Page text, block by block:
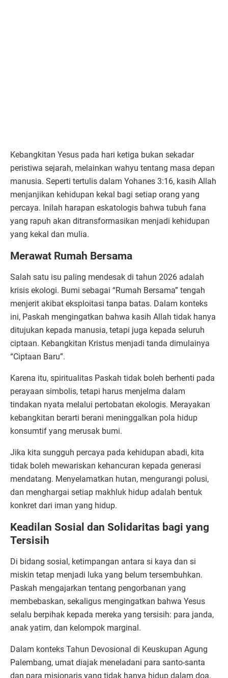
Kebangkitan Yesus pada hari ketiga bukan sekadar
peristiwa sejarah, melainkan wahyu tentang masa depan
manusia. Seperti tertulis dalam Yohanes 3:16, kasih Allah
menjanjikan kehidupan kekal bagi setiap orang yang
percaya. Inilah harapan eskatologis bahwa tubuh fana
yang rapuh akan ditransformasikan menjadi kehidupan
yang kekal dan mulia.
Merawat Rumah Bersama
Salah satu isu paling mendesak di tahun 2026 adalah
krisis ekologi. Bumi sebagai “Rumah Bersama” tengah
menjerit akibat eksploitasi tanpa batas. Dalam konteks
ini, Paskah mengingatkan bahwa kasih Allah tidak hanya
ditujukan kepada manusia, tetapi juga kepada seluruh
ciptaan. Kebangkitan Kristus menjadi tanda dimulainya
“Ciptaan Baru”.
Karena itu, spiritualitas Paskah tidak boleh berhenti pada
perayaan simbolis, tetapi harus menjelma dalam
tindakan nyata melalui pertobatan ekologis. Merayakan
kebangkitan berarti berani meninggalkan pola hidup
konsumtif yang merusak bumi.
Jika kita sungguh percaya pada kehidupan abadi, kita
tidak boleh mewariskan kehancuran kepada generasi
mendatang. Menyelamatkan hutan, mengurangi polusi,
dan menghargai setiap makhluk hidup adalah bentuk
konkret dari iman yang hidup.
Keadilan Sosial dan Solidaritas bagi yang
Tersisih
Di bidang sosial, ketimpangan antara si kaya dan si
miskin tetap menjadi luka yang belum tersembuhkan.
Paskah mengajarkan tentang pengorbanan yang
membebaskan, sekaligus mengingatkan bahwa Yesus
selalu berpihak kepada mereka yang tersisih: para janda,
anak yatim, dan kelompok marginal.
Dalam konteks Tahun Devosional di Keuskupan Agung
Palembang, umat diajak meneladani para santo-santa
dan para misionaris yang tidak hanya hidup dalam doa,